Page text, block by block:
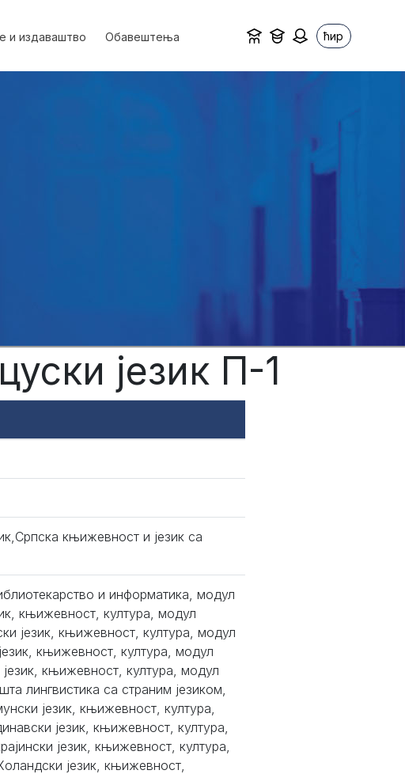
и издаваштво Обавештења ћир
језик П-1
књижевност и језик са
и информатика, модул
књижевност, култура, модул
језик, књижевност, култура, модул
књижевност, култура, модул
књижевност, култура, модул
лингвистика са страним језиком,
језик, књижевност, култура,
језик, књижевност, култура,
језик, књижевност, култура,
језик, књижевност,